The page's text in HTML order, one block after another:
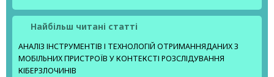
Найбільш читані статті
АНАЛІЗ ІНСТРУМЕНТІВ І ТЕХНОЛОГІЙ ОТРИМАННЯДАНИХ З
МОБІЛЬНИХ ПРИСТРОЇВ У КОНТЕКСТІ РОЗСЛІДУВАННЯ
КІБЕРЗЛОЧИНІВ